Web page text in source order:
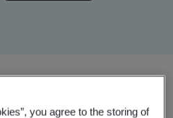
you agree to the storing of